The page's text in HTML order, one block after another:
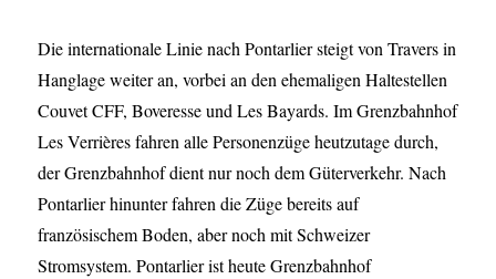
Die internationale Linie nach Pontarlier steigt von Travers in
Hanglage weiter an, vorbei an den ehemaligen Haltestellen
Couvet CFF, Boveresse und Les Bayards. Im Grenzbahnhof
Les Verrières fahren alle Personenzüge heutzutage durch,
der Grenzbahnhof dient nur noch dem Güterverkehr. Nach
Pontarlier hinunter fahren die Züge bereits auf
französischem Boden, aber noch mit Schweizer
Stromsystem. Pontarlier ist heute Grenzbahnhof